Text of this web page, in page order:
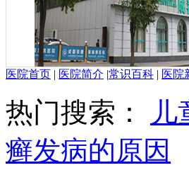
医院首页 | 医院简介 |常识百科 | 医院
热门搜索：
儿
癣发病的原因